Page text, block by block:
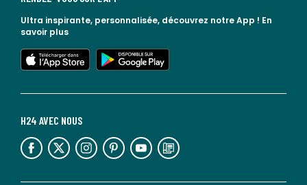
H24 AVEC NOUS
lien vers l'espace réseaux sociaux lien vers l'espace réseaux sociaux lien vers l'espace réseaux sociaux lien vers l'espace réseaux sociaux lien vers l'espace réseaux sociaux lien vers le blog la redoute
Ultra inspirante, personnalisée, découvrez notre App ! En
savoir plus
lien vers l'app store
lien vers google play